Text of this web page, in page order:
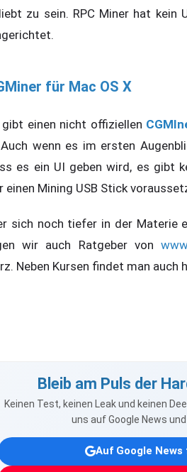
zu sein. RPC Miner hat kein
für Mac OS X
gibt einen nicht offiziellen
wenn es im ersten
es ein UI geben wird, es gibt
einen Mining USB Stick
sich noch tiefer in der Materie
wir auch Ratgeber von
Neben Kursen findet man auch
Bleib am Puls der
Keinen Test, keinen Leak und keinen
uns auf Google News und
Auf Google News